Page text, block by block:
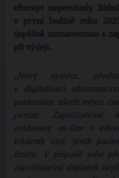
eRecept neprovázely
v první hodině roku
úspěšně zaznamenáno 6
při výdeji.
„Nový systém,
v digitalizaci
pacientům ušetří nejen
peníze. Započitatelné
evidovány on-line v
lékárník vidí, jestli
limitu. V případě jeho
započitatelný doplatek